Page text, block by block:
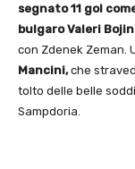
segnato 11 gol
bulgaro Valeri
con Zdenek Zeman.
Mancini,che
tolto delle belle
Sampdoria.